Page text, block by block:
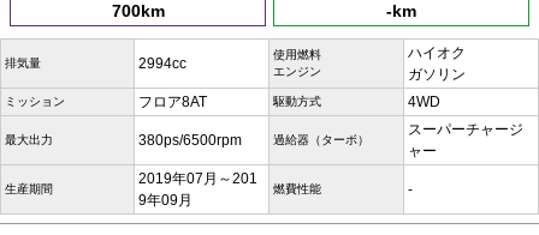
700km -km
排気量 2994cc
使用燃料
エンジン
ハイオク
ガソリン
ミッション フロア8AT 駆動方式 4WD
最大出力 380ps/6500rpm 過給器（ターボ）
スーパーチャージ
ャー
生産期間
2019年07月～201
9年09月
燃費性能 -